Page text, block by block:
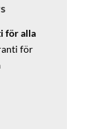
för alla
för